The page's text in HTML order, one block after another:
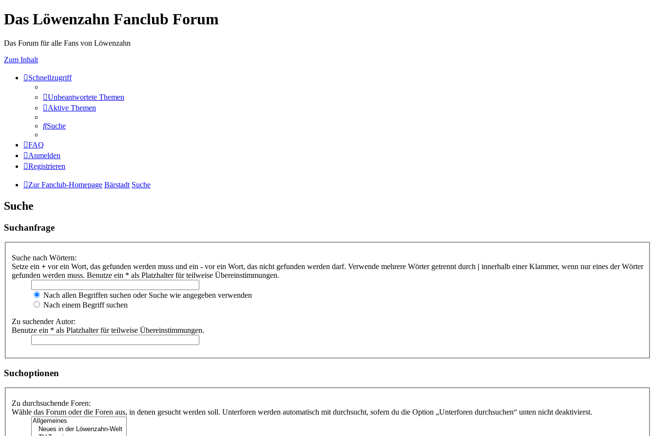
Das Löwenzahn Fanclub Forum
Das Forum für alle Fans von Löwenzahn
Zum Inhalt
Schnellzugriff
Unbeantwortete Themen
Aktive Themen
Suche
FAQ
Anmelden
Registrieren
Zur Fanclub-Homepage Bärstadt Suche
Suche
Suchanfrage
Suche nach Wörtern:
Setze ein + vor ein Wort, das gefunden werden muss und ein - vor ein Wort, das nicht gefunden werden darf. Verwende mehrere Wörter getrennt durch | innerhalb einer Klammer, wenn nur eines der Wörter
gefunden werden muss. Benutze ein * als Platzhalter für teilweise Übereinstimmungen.
Nach allen Begriffen suchen oder Suche wie angegeben verwenden
Nach einem Begriff suchen
Zu suchender Autor:
Benutze ein * als Platzhalter für teilweise Übereinstimmungen.
Suchoptionen
Zu durchsuchende Foren:
Wähle das Forum oder die Foren aus, in denen gesucht werden soll. Unterforen werden automatisch mit durchsucht, sofern du die Option „Unterforen durchsuchen“ unten nicht deaktivierst.